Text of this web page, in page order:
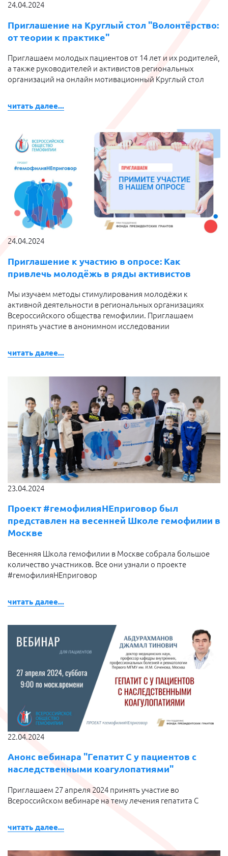
24.04.2024
Приглашение на Круглый стол "Волонтёрство:
от теории к практике"
Приглашаем молодых пациентов от 14 лет и их родителей,
а также руководителей и активистов региональных
организаций на онлайн мотивационный Круглый стол
читать далее...
24.04.2024
Приглашение к участию в опросе: Как
привлечь молодёжь в ряды активистов
Мы изучаем методы стимулирования молодёжи к
активной деятельности в региональных организациях
Всероссийского общества гемофилии. Приглашаем
принять участие в анонимном исследовании
читать далее...
23.04.2024
Проект #гемофилияНЕприговор был
представлен на весенней Школе гемофилии в
Москве
Весенняя Школа гемофилии в Москве собрала большое
количество участников. Все они узнали о проекте
#гемофилияНЕприговор
читать далее...
22.04.2024
Анонс вебинара "Гепатит С у пациентов с
наследственными коагулопатиями"
Приглашаем 27 апреля 2024 принять участие во
Всероссийском вебинаре на тему лечения гепатита С
читать далее...